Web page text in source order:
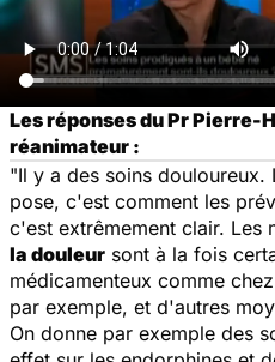
Les réponses du Pr
réanimateur :
"Il y a des soins douloureux.
pose, c'est comment les
c'est extrêmement clair. Les
la douleur sont à la fois
médicamenteux comme
par exemple, et d'autres
On donne par exemple des